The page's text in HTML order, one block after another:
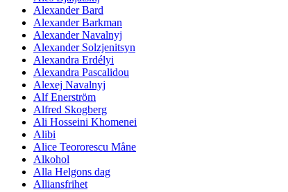
Alexander Bard
Alexander Barkman
Alexander Navalnyj
Alexander Solzjenitsyn
Alexandra Erdélyi
Alexandra Pascalidou
Alexej Navalnyj
Alf Enerström
Alfred Skogberg
Ali Hosseini Khomenei
Alibi
Alice Teororescu Måne
Alkohol
Alla Helgons dag
Alliansfrihet